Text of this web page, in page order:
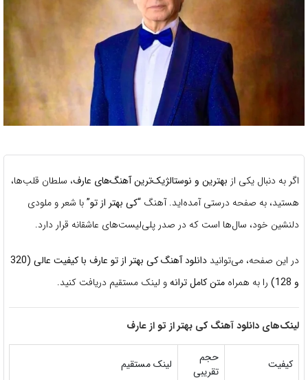
اگر به دنبال یکی از بهترین و نوستالژیک‌ترین آهنگ‌های عارف، سلطان قلب‌ها،
هستید، به صفحه درستی آمده‌اید. آهنگ “کی بهتر از تو”با شعر و ملودی
دلنشین خود، سال‌ها است که در صدر پلی‌لیست‌های عاشقانه قرار دارد.
در این صفحه، می‌توانید
دانلود آهنگ کی بهتر از تو عارف با کیفیت عالی (320
و 128)
را به همراه متن کامل ترانهو لینک مستقیم دریافت کنید.
لینک‌های دانلود آهنگ کی بهتر از تو از عارف
کیفیت
حجم
تقریبی
لینک مستقیم